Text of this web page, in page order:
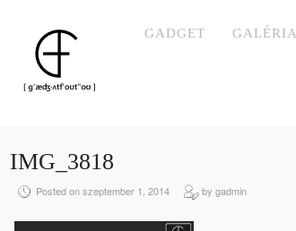
GADGET GALÉRIA
IMG_3818
Posted on szeptember 1, 2014 by gadmin